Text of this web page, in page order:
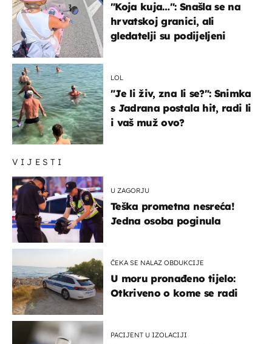
VIJESTI
U ZAGORJU
Teška prometna nesreća!
Jedna osoba poginula
ČEKA SE NALAZ OBDUKCIJE
U moru pronađeno tijelo:
Otkriveno o kome se radi
PACIJENT U IZOLACIJI
"Koja kuja…": Snašla se na
hrvatskoj granici, ali
gledatelji su podijeljeni
LOL
"Je li živ, zna li se?": Snimka
s Jadrana postala hit, radi li
i vaš muž ovo?